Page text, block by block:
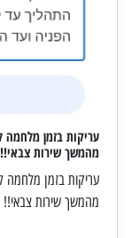
מהמשך שירות צבאי!!
מהמשך שירות צבאי!!